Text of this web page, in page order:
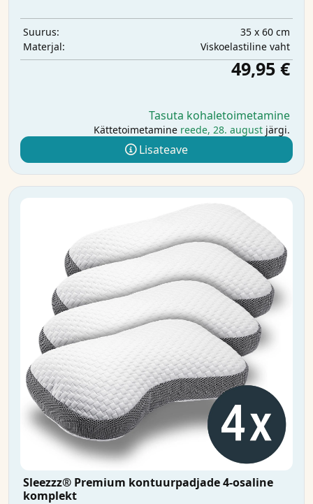
Suurus:
35 x 60 cm
Materjal:
Viskoelastiline vaht
49,95 €
Tasuta kohaletoimetamine
Kättetoimetamine reede, 28. august järgi.
Lisateave
Sleezzz® Premium kontuurpadjade 4-osaline
komplekt